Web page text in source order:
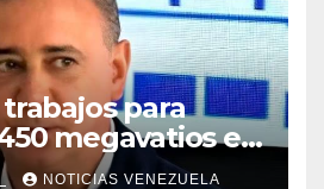
para
megavatios en
tras sismos
NOTICIAS VENEZUELA